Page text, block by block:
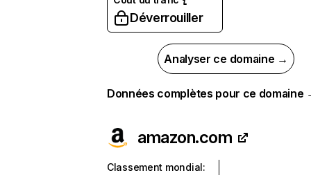
Déverrouiller
Analyser ce domaine →
Données complètes pour ce domaine
amazon.com
Classement mondial: